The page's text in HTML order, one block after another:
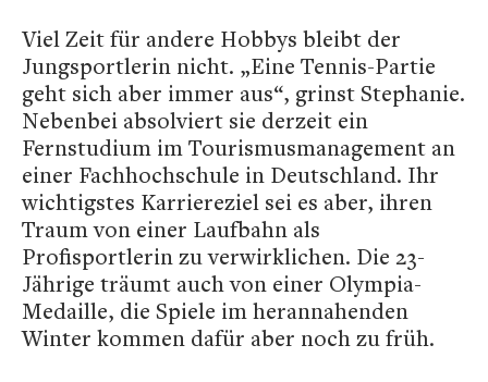
Viel Zeit für andere Hobbys bleibt der
Jungsportlerin nicht. „Eine Tennis-Partie
geht sich aber immer aus“, grinst Stephanie.
Nebenbei absolviert sie derzeit ein
Fernstudium im Tourismusmanagement an
einer Fachhochschule in Deutschland. Ihr
wichtigstes Karriereziel sei es aber, ihren
Traum von einer Laufbahn als
Profisportlerin zu verwirklichen. Die 23-
Jährige träumt auch von einer Olympia-
Medaille, die Spiele im herannahenden
Winter kommen dafür aber noch zu früh.